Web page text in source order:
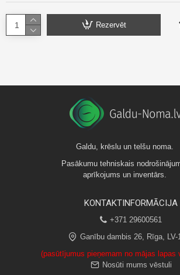
Rezervēt
Galdu, krēslu un telšu noma.
Pasākumu tehniskais
aprīkojums un inventārs.
KONTAKTINFORMĀCIJA
+371 29600561
Ganību dambis 26, Rīga, LV-
(pasūtījumus pieņemam no mājas lapas
Nosūti mums vēstuli